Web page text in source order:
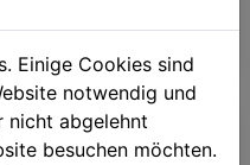
Einige Cookies sind
notwendig und
nicht abgelehnt
besuchen möchten.